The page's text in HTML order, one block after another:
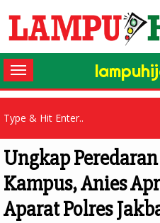
Toggle
navigation
Ungkap
Kampus, Anies
Aparat Polres